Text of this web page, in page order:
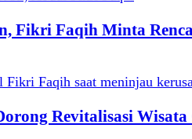
Fikri Faqih Minta
Revitalisasi